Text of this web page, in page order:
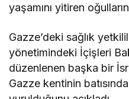
yaşamını yitiren
Gazze’deki sağlık
yönetimindeki İçişleri
düzenlenen başka bir
Gazze kentinin